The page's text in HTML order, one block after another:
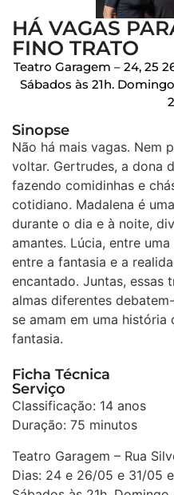
HÁ VAGAS
FINO TRATO
Teatro Garagem – 24, 25
Sábados às 21h.
Sinopse
Não há mais vagas. Nem
voltar. Gertrudes, a dona
fazendo comidinhas e
cotidiano. Madalena é
durante o dia e à noite,
amantes. Lúcia, entre
entre a fantasia e a
encantado. Juntas, essas
almas diferentes
se amam em uma história
fantasia.
Ficha Técnica
Serviço
Classificação: 14 anos
Duração: 75 minutos
Teatro Garagem – Rua
Dias: 24 e 26/05 e 31/05